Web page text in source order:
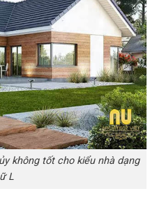
không tốt cho kiểu nhà dạng
L